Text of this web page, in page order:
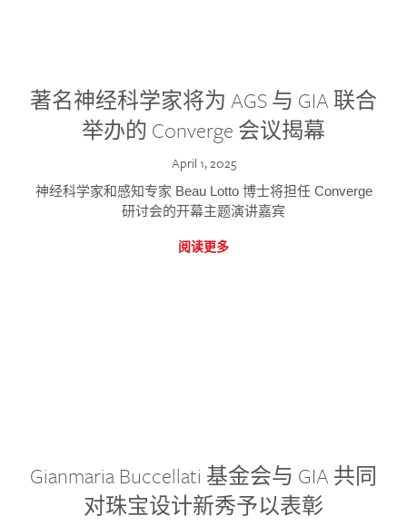
著名神经科学家将为 AGS 与 GIA 联合
举办的 Converge 会议揭幕
April 1, 2025
神经科学家和感知专家 Beau Lotto 博士将担任 Converge
研讨会的开幕主题演讲嘉宾
阅读更多
Gianmaria Buccellati 基金会与 GIA 共同
对珠宝设计新秀予以表彰